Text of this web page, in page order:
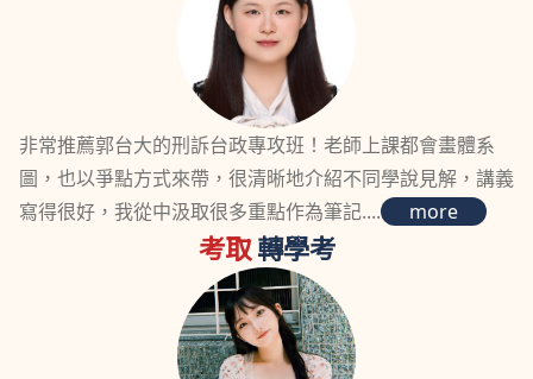
非常推薦郭台大的刑訴台政專攻班！老師上課都會畫體系
圖，也以爭點方式來帶，很清晰地介紹不同學說見解，講義
寫得很好，我從中汲取很多重點作為筆記....
more
考取轉學考